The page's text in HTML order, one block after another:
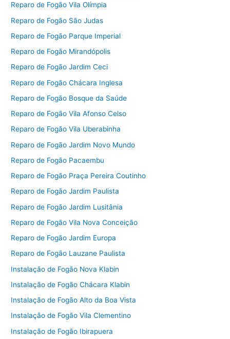
Reparo de Fogão Vila Olímpia
Reparo de Fogão São Judas
Reparo de Fogão Parque Imperial
Reparo de Fogão Mirandópolis
Reparo de Fogão Jardim Ceci
Reparo de Fogão Chácara Inglesa
Reparo de Fogão Bosque da Saúde
Reparo de Fogão Vila Afonso Celso
Reparo de Fogão Vila Uberabinha
Reparo de Fogão Jardim Novo Mundo
Reparo de Fogão Pacaembu
Reparo de Fogão Praça Pereira Coutinho
Reparo de Fogão Jardim Paulista
Reparo de Fogão Jardim Lusitânia
Reparo de Fogão Vila Nova Conceição
Reparo de Fogão Jardim Europa
Reparo de Fogão Lauzane Paulista
Instalação de Fogão Nova Klabin
Instalação de Fogão Chácara Klabin
Instalação de Fogão Alto da Boa Vista
Instalação de Fogão Vila Clementino
Instalação de Fogão Ibirapuera